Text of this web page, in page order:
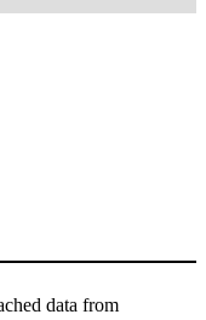
data from